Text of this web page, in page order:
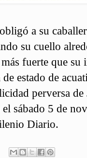
a su
su cuello
fuerte que
estado de
perversa
sábado 5 de
Diario.